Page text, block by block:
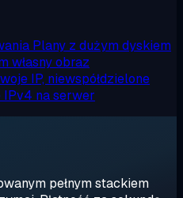
Plany z dużym dyskiem
własny obraz
IP, niewspółdzielone
IPv4 na serwer
pełnym stackiem